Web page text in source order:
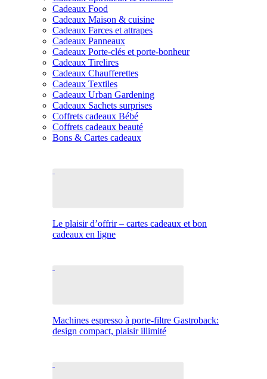
Cadeaux Food
Cadeaux Maison & cuisine
Cadeaux Farces et attrapes
Cadeaux Panneaux
Cadeaux Porte-clés et porte-bonheur
Cadeaux Tirelires
Cadeaux Chaufferettes
Cadeaux Textiles
Cadeaux Urban Gardening
Cadeaux Sachets surprises
Coffrets cadeaux Bébé
Coffrets cadeaux beauté
Bons & Cartes cadeaux
Le plaisir d’offrir – cartes cadeaux et bon
cadeaux en ligne
Machines espresso à porte-filtre Gastroback:
design compact, plaisir illimité